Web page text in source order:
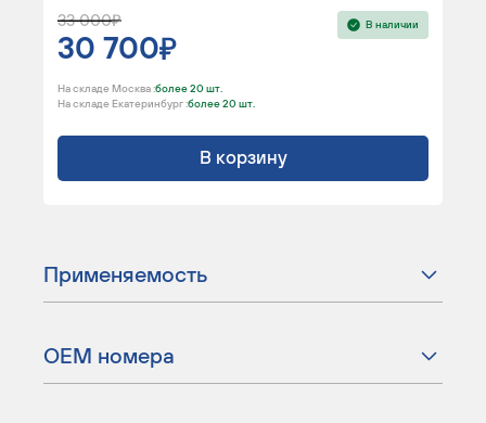
33 000
30 700
В наличии
На складе Москва :более 20 шт.
На складе Екатеринбург :более 20 шт.
В корзину
Применяемость
ОЕМ номера